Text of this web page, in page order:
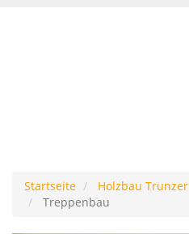
Startseite Holzbau Trunzer
Treppenbau